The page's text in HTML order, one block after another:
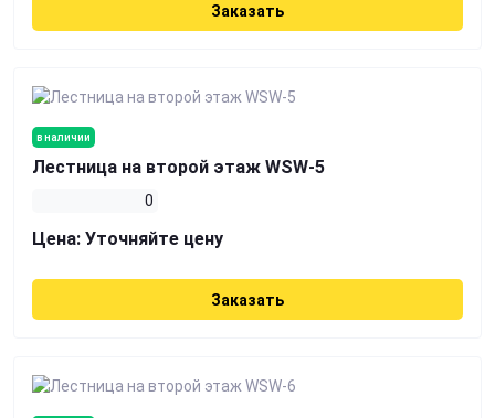
Заказать
в наличии
Лестница на второй этаж WSW-5
0
Цена: Уточняйте цену
Заказать